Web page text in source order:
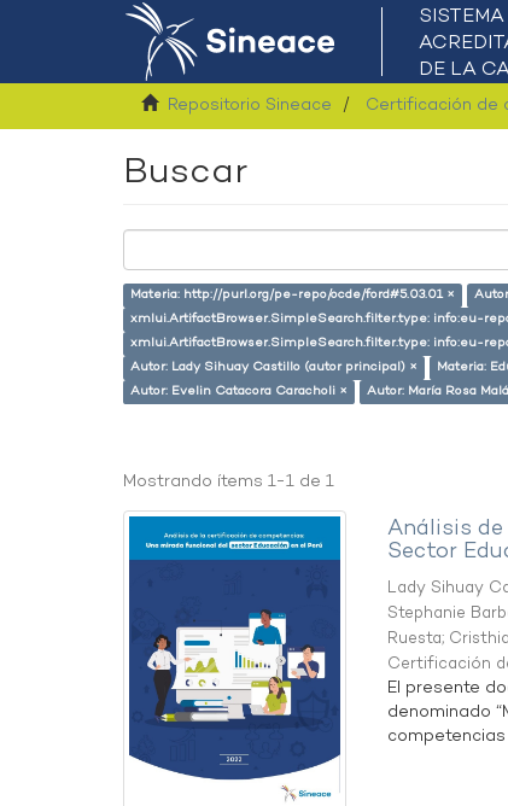
Repositorio Sineace Certificación de
Buscar
Materia: http://purl.org/pe-repo/ocde/ford#5.03.01 ×
xmlui.ArtifactBrowser.SimpleSearch.filter.type: info:eu-
xmlui.ArtifactBrowser.SimpleSearch.filter.type: info:eu-
Autor: Lady Sihuay Castillo (autor principal) ×
Materia:
Autor: Evelin Catacora Caracholi ×
Autor: María Rosa
Mostrando ítems 1-1 de 1
Análisis
Sector
Lady Sihuay
Stephanie
Ruesta;
Certificación
El presente
denominado
competencias